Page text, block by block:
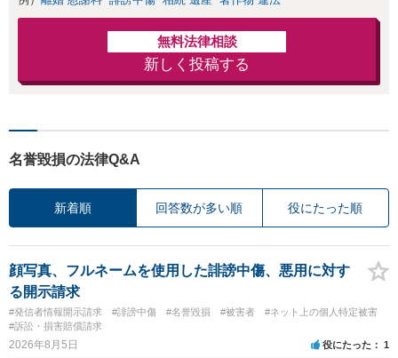
無料法律相談
新しく投稿する
名誉毀損の法律Q&A
新着順 回答数が多い順 役にたった順
顔写真、フルネームを使用した誹謗中傷、悪用に対す
る開示請求
#発信者情報開示請求 #誹謗中傷 #名誉毀損 #被害者
#ネット上の個人特定被害
#訴訟・損害賠償請求
2026年8月5日 役にたった 1